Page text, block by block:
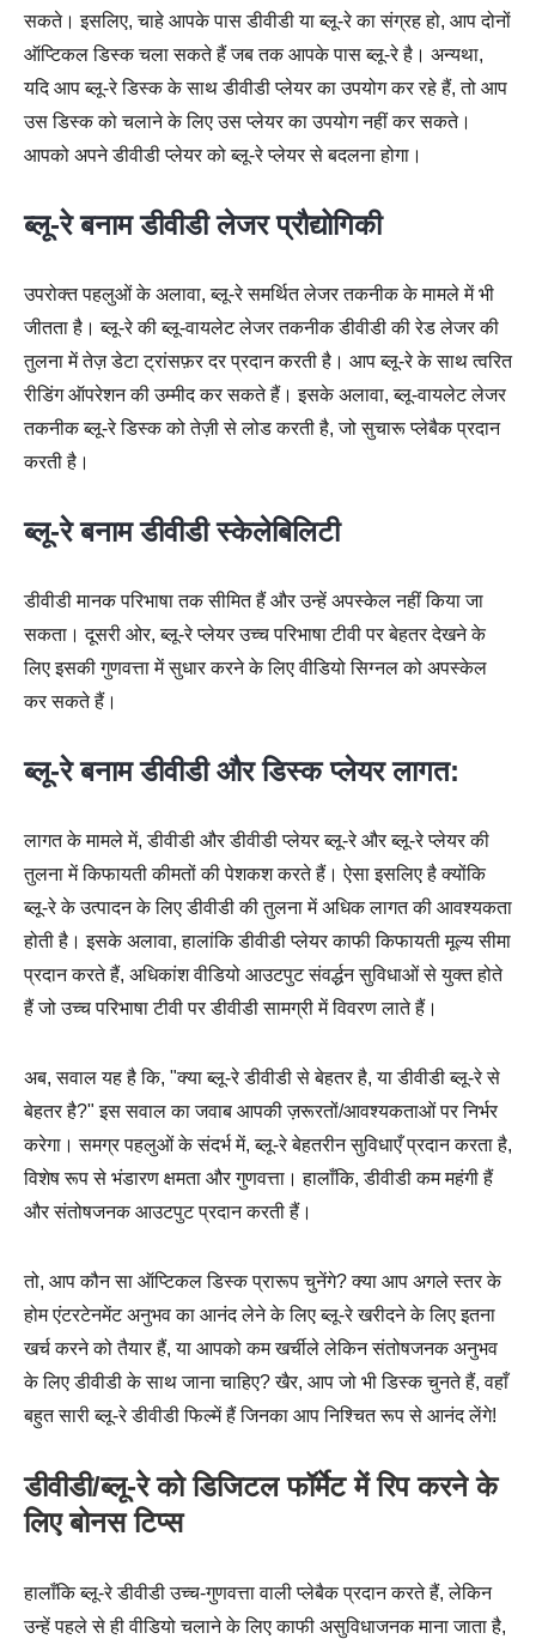
सकते। इसलिए, चाहे आपके पास डीवीडी या ब्लू-रे का संग्रह हो, आप दोनों
ऑप्टिकल डिस्क चला सकते हैं जब तक आपके पास ब्लू-रे है। अन्यथा,
यदि आप ब्लू-रे डिस्क के साथ डीवीडी प्लेयर का उपयोग कर रहे हैं, तो आप
उस डिस्क को चलाने के लिए उस प्लेयर का उपयोग नहीं कर सकते।
आपको अपने डीवीडी प्लेयर को ब्लू-रे प्लेयर से बदलना होगा।
ब्लू-रे बनाम डीवीडी लेजर प्रौद्योगिकी
उपरोक्त पहलुओं के अलावा, ब्लू-रे समर्थित लेजर तकनीक के मामले में भी
जीतता है। ब्लू-रे की ब्लू-वायलेट लेजर तकनीक डीवीडी की रेड लेजर की
तुलना में तेज़ डेटा ट्रांसफ़र दर प्रदान करती है। आप ब्लू-रे के साथ त्वरित
रीडिंग ऑपरेशन की उम्मीद कर सकते हैं। इसके अलावा, ब्लू-वायलेट लेजर
तकनीक ब्लू-रे डिस्क को तेज़ी से लोड करती है, जो सुचारू प्लेबैक प्रदान
करती है।
ब्लू-रे बनाम डीवीडी स्केलेबिलिटी
डीवीडी मानक परिभाषा तक सीमित हैं और उन्हें अपस्केल नहीं किया जा
सकता। दूसरी ओर, ब्लू-रे प्लेयर उच्च परिभाषा टीवी पर बेहतर देखने के
लिए इसकी गुणवत्ता में सुधार करने के लिए वीडियो सिग्नल को अपस्केल
कर सकते हैं।
ब्लू-रे बनाम डीवीडी और डिस्क प्लेयर लागत:
लागत के मामले में, डीवीडी और डीवीडी प्लेयर ब्लू-रे और ब्लू-रे प्लेयर की
तुलना में किफायती कीमतों की पेशकश करते हैं। ऐसा इसलिए है क्योंकि
ब्लू-रे के उत्पादन के लिए डीवीडी की तुलना में अधिक लागत की आवश्यकता
होती है। इसके अलावा, हालांकि डीवीडी प्लेयर काफी किफायती मूल्य सीमा
प्रदान करते हैं, अधिकांश वीडियो आउटपुट संवर्द्धन सुविधाओं से युक्त होते
हैं जो उच्च परिभाषा टीवी पर डीवीडी सामग्री में विवरण लाते हैं।
अब, सवाल यह है कि, "क्या ब्लू-रे डीवीडी से बेहतर है, या डीवीडी ब्लू-रे से
बेहतर है?" इस सवाल का जवाब आपकी ज़रूरतों/आवश्यकताओं पर निर्भर
करेगा। समग्र पहलुओं के संदर्भ में, ब्लू-रे बेहतरीन सुविधाएँ प्रदान करता है,
विशेष रूप से भंडारण क्षमता और गुणवत्ता। हालाँकि, डीवीडी कम महंगी हैं
और संतोषजनक आउटपुट प्रदान करती हैं।
तो, आप कौन सा ऑप्टिकल डिस्क प्रारूप चुनेंगे? क्या आप अगले स्तर के
होम एंटरटेनमेंट अनुभव का आनंद लेने के लिए ब्लू-रे खरीदने के लिए इतना
खर्च करने को तैयार हैं, या आपको कम खर्चीले लेकिन संतोषजनक अनुभव
के लिए डीवीडी के साथ जाना चाहिए? खैर, आप जो भी डिस्क चुनते हैं, वहाँ
बहुत सारी ब्लू-रे डीवीडी फिल्में हैं जिनका आप निश्चित रूप से आनंद लेंगे!
डीवीडी/ब्लू-रे को डिजिटल फॉर्मेट में रिप करने के
लिए बोनस टिप्स
हालाँकि ब्लू-रे डीवीडी उच्च-गुणवत्ता वाली प्लेबैक प्रदान करते हैं, लेकिन
उन्हें पहले से ही वीडियो चलाने के लिए काफी असुविधाजनक माना जाता है,